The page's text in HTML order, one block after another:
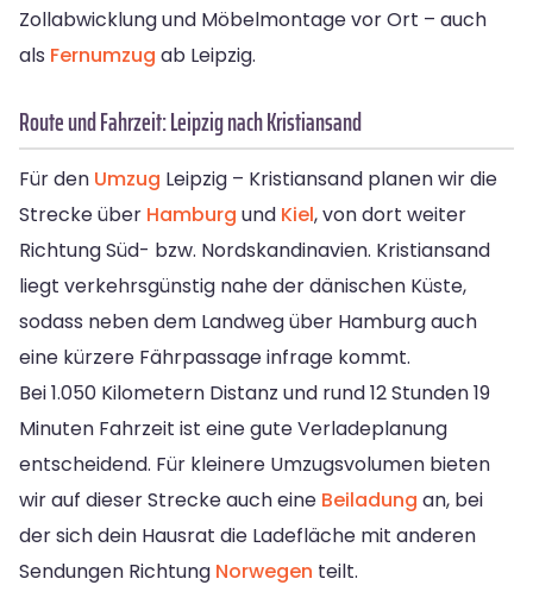
Zollabwicklung und Möbelmontage vor Ort – auch
als Fernumzug ab Leipzig.
Route und Fahrzeit: Leipzig nach Kristiansand
Für den Umzug Leipzig – Kristiansand planen wir die
Strecke über Hamburg und Kiel, von dort weiter
Richtung Süd- bzw. Nordskandinavien. Kristiansand
liegt verkehrsgünstig nahe der dänischen Küste,
sodass neben dem Landweg über Hamburg auch
eine kürzere Fährpassage infrage kommt.
Bei 1.050 Kilometern Distanz und rund 12 Stunden 19
Minuten Fahrzeit ist eine gute Verladeplanung
entscheidend. Für kleinere Umzugsvolumen bieten
wir auf dieser Strecke auch eine Beiladung an, bei
der sich dein Hausrat die Ladefläche mit anderen
Sendungen Richtung Norwegen teilt.